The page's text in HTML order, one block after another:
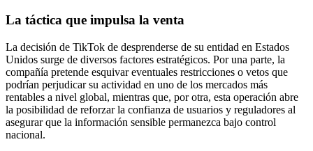
La táctica que impulsa la venta
La decisión de TikTok de desprenderse de su entidad en Estados
Unidos surge de diversos factores estratégicos. Por una parte, la
compañía pretende esquivar eventuales restricciones o vetos que
podrían perjudicar su actividad en uno de los mercados más
rentables a nivel global, mientras que, por otra, esta operación abre
la posibilidad de reforzar la confianza de usuarios y reguladores al
asegurar que la información sensible permanezca bajo control
nacional.